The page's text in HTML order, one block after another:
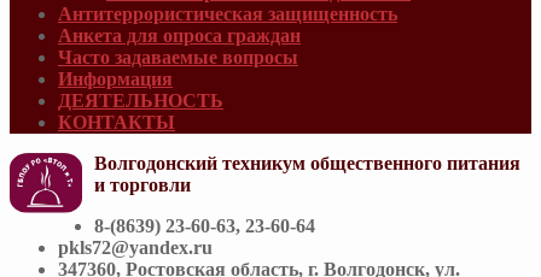
Антитеррористическая защищенность
Анкета для опроса граждан
Часто задаваемые вопросы
Информация
ДЕЯТЕЛЬНОСТЬ
КОНТАКТЫ
Волгодонский техникум общественного питания
и торговли
8-(8639) 23-60-63, 23-60-64
pkls72@yandex.ru
347360, Ростовская область, г. Волгодонск, ул.